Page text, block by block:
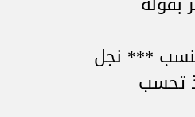
*** نجل
تحسب